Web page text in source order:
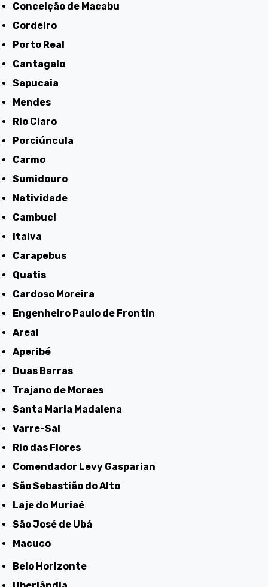
Conceição de Macabu
Cordeiro
Porto Real
Cantagalo
Sapucaia
Mendes
Rio Claro
Porciúncula
Carmo
Sumidouro
Natividade
Cambuci
Italva
Carapebus
Quatis
Cardoso Moreira
Engenheiro Paulo de Frontin
Areal
Aperibé
Duas Barras
Trajano de Moraes
Santa Maria Madalena
Varre-Sai
Rio das Flores
Comendador Levy Gasparian
São Sebastião do Alto
Laje do Muriaé
São José de Ubá
Macuco
Belo Horizonte